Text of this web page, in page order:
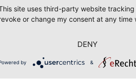
site uses third-party website
or change my consent at any
DENY
by &